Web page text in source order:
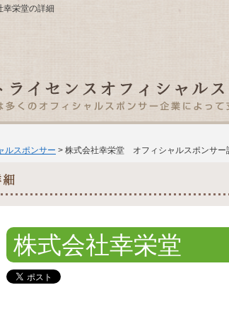
幸栄堂の詳細
ルスポンサー > 株式会社幸栄堂 オフィシャルスポンサー
株式会社幸栄堂